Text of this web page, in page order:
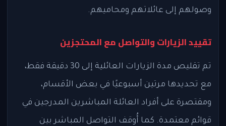
وصولهم إلى عائلاتهم ومحاميهم.
تقييد الزيارات والتواصل مع المحتجزين
تم تقليص مدة الزيارات العائلية إلى 30 دقيقة فقط،
مع تحديدها مرتين أسبوعيًا في بعض الأقسام،
ومقتصرة على أفراد العائلة المباشرين المدرجين في
قوائم معتمدة. كما أُوقف التواصل المباشر بين